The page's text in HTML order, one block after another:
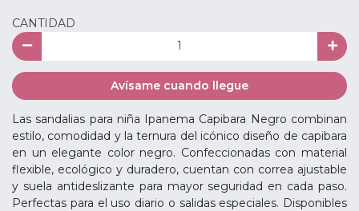
CANTIDAD
Avísame cuando llegue
Las sandalias para niña Ipanema Capibara Negro combinan
estilo, comodidad y la ternura del icónico diseño de capibara
en un elegante color negro. Confeccionadas con material
flexible, ecológico y duradero, cuentan con correa ajustable
y suela antideslizante para mayor seguridad en cada paso.
Perfectas para el uso diario o salidas especiales. Disponibles